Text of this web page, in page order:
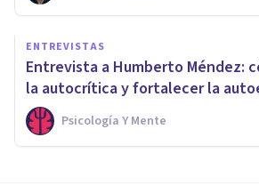
ENTREVISTAS
Entrevista a Humberto Méndez:
la autocrítica y fortalecer la
Psicología Y Mente